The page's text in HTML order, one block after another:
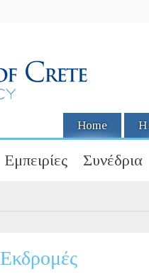
Home Η
Εμπειρίες Συνέδρια
Εκδρομές